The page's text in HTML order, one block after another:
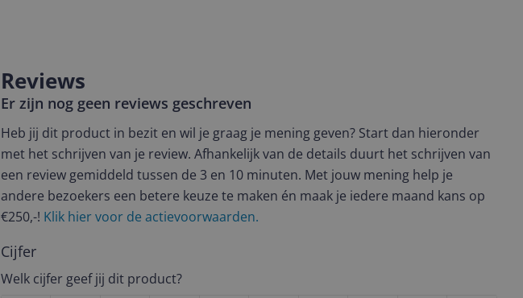
Reviews
Er zijn nog geen reviews geschreven
Heb jij dit product in bezit en wil je graag je mening geven? Start dan hieronder
met het schrijven van je review. Afhankelijk van de details duurt het schrijven van
een review gemiddeld tussen de 3 en 10 minuten. Met jouw mening help je
andere bezoekers een betere keuze te maken én maak je iedere maand kans op
€250,-! Klik hier voor de actievoorwaarden.
Cijfer
Welk cijfer geef jij dit product?